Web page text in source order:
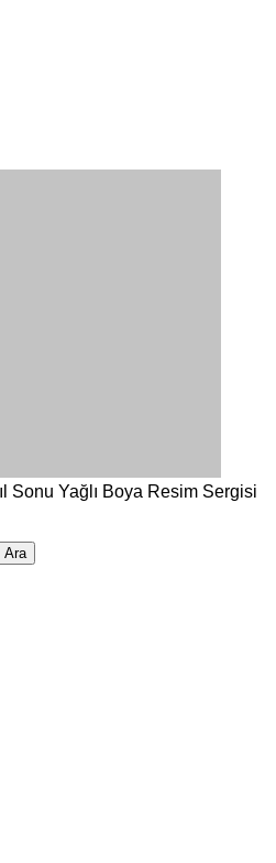
Sonu Yağlı Boya Resim Sergisi
Ara